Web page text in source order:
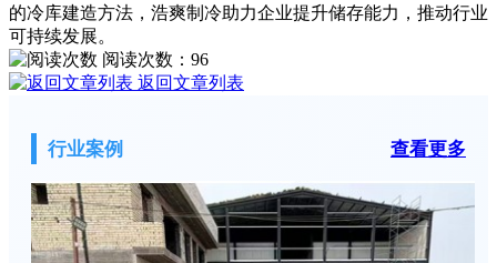
的冷库建造方法，浩爽制冷助力企业提升储存能力，推动行业
可持续发展。
阅读次数： 96
返回文章列表
行业案例 查看更多